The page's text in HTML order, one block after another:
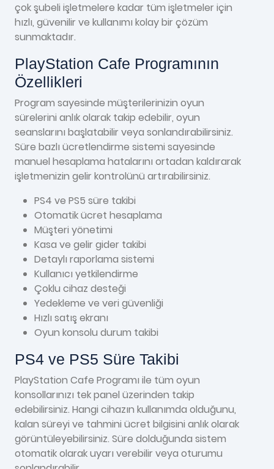
çok şubeli işletmelere kadar tüm işletmeler için
hızlı, güvenilir ve kullanımı kolay bir çözüm
sunmaktadır.
PlayStation Cafe Programının
Özellikleri
Program sayesinde müşterilerinizin oyun
sürelerini anlık olarak takip edebilir, oyun
seanslarını başlatabilir veya sonlandırabilirsiniz.
Süre bazlı ücretlendirme sistemi sayesinde
manuel hesaplama hatalarını ortadan kaldırarak
işletmenizin gelir kontrolünü artırabilirsiniz.
PS4 ve PS5 süre takibi
Otomatik ücret hesaplama
Müşteri yönetimi
Kasa ve gelir gider takibi
Detaylı raporlama sistemi
Kullanıcı yetkilendirme
Çoklu cihaz desteği
Yedekleme ve veri güvenliği
Hızlı satış ekranı
Oyun konsolu durum takibi
PS4 ve PS5 Süre Takibi
PlayStation Cafe Programı ile tüm oyun
konsollarınızı tek panel üzerinden takip
edebilirsiniz. Hangi cihazın kullanımda olduğunu,
kalan süreyi ve tahmini ücret bilgisini anlık olarak
görüntüleyebilirsiniz. Süre dolduğunda sistem
otomatik olarak uyarı verebilir veya oturumu